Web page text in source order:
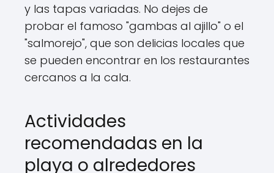
y las tapas variadas. No dejes de
probar el famoso "gambas al ajillo" o el
"salmorejo", que son delicias locales que
se pueden encontrar en los restaurantes
cercanos a la cala.
Actividades
recomendadas en la
playa o alrededores